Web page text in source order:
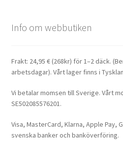
Info om webbutiken
Frakt: 24,95 € (268kr) för 1–2 däck.
arbetsdagar). Vårt lager finns i
Vi betalar momsen till Sverige. Vårt
SE502085576201.
Visa, MasterCard, Klarna, Apple Pay,
svenska banker och banköverföring.